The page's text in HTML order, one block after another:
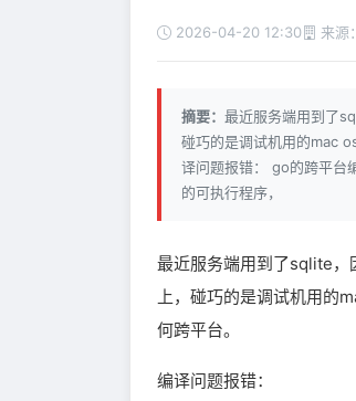
2026-04-20 12:30 来源：
摘要： 最近服务端用到了
碰巧的是调试机用的mac
译问题报错： go的跨平台
的可执行程序，
最近服务端用到了sqlite
上，碰巧的是调试机用的
何跨平台。
编译问题报错：